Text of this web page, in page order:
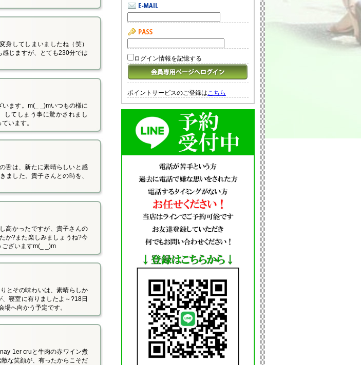
身してしまいましたね（笑）
感じますが、とても230分では
ます。m(_ _)mいつもの様に
してしまう事に驚かされまし
います。
舌は、新たに素晴らしいと感
ました。貴子さんとの時を、
高かったですが、貴子さんの
か?また楽しみましょうね?今
ございますm(_ _)m
とその味わいは、素晴らしか
寝室に有りましたよ～?18日
へ向かう予定です。
1er cruと牛肉の赤ワイン煮
な笑顔が、有ったからこそだ
ログイン情報を記憶する
ポイントサービスのご登録はこちら